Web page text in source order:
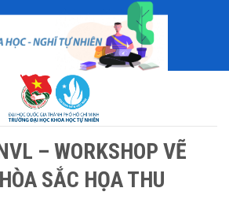
– WORKSHOP VẼ
SẮC HỌA THU